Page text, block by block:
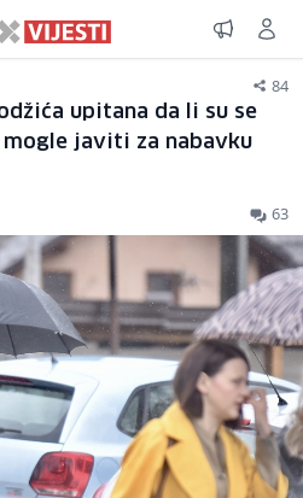
84
upitana da li su se
javiti za nabavku
63